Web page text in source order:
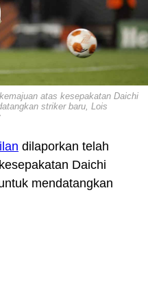
atas kesepakatan Daichi
striker baru, Lois
dilaporkan telah
Daichi
mendatangkan